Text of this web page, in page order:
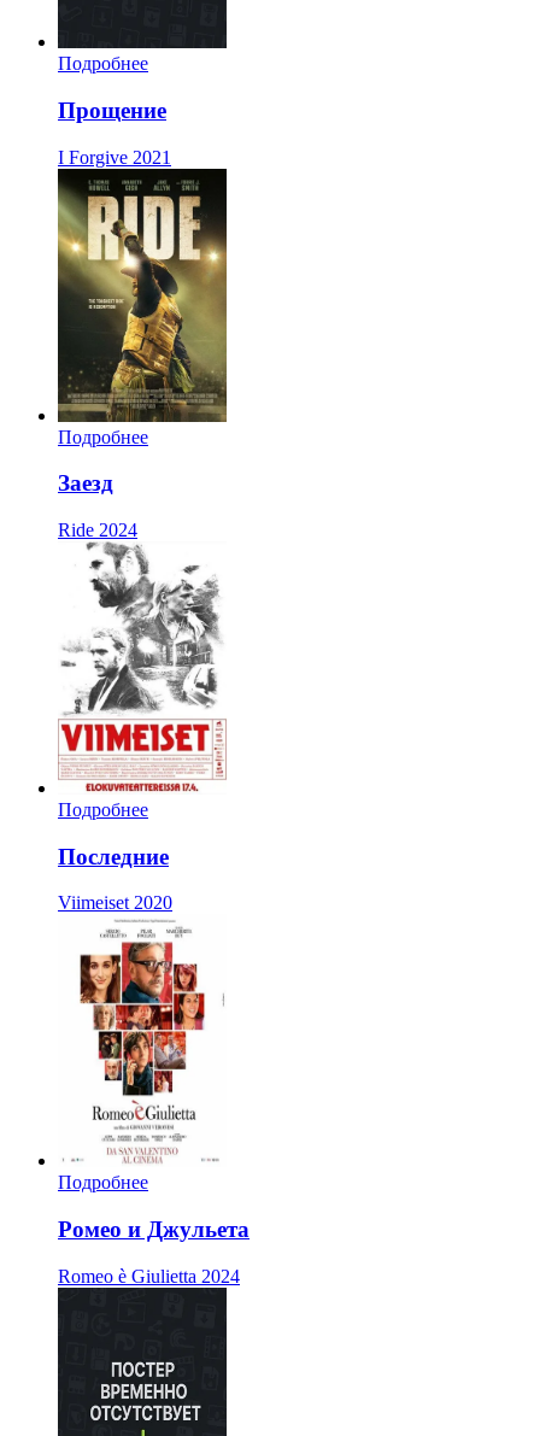
Подробнее
Прощение
I Forgive 2021
Подробнее
Заезд
Ride 2024
Подробнее
Последние
Viimeiset 2020
Подробнее
Ромео и Джульета
Romeo è Giulietta 2024